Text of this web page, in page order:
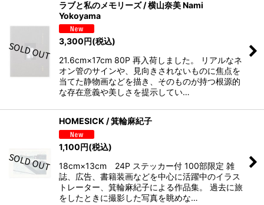
ラブと私のメモリーズ / 横山奈美 Nami
Yokoyama
3,300円(税込)
21.6cm×17cm 80P 再入荷しました。 リアルなネ
オン管のサインや、見向きされないものに焦点を
当てた静物画などを描き、そのものが持つ根源的
な存在意義や美しさを提示してい…
HOMESICK / 箕輪麻紀子
1,100円(税込)
18cm×13cm 24P ステッカー付 100部限定 雑
誌、広告、書籍装画などを中心に活躍中のイラス
トレーター、箕輪麻紀子による作品集。 過去に旅
をしたときに撮影した写真を眺めな…